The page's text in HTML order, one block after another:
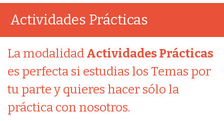
Actividades Prácticas
La modalidad Actividades Prácticas
es perfecta si estudias los Temas por
tu parte y quieres hacer sólo la
práctica con nosotros.